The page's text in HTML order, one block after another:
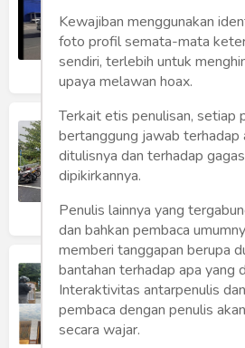
Bandar Lampung
Willy Julian
Senin 15 Jan, 2024
Lapor Bu Walikota!
Bagi Bagi Proyek
Fiktif Pemenang
Batu Putu
Willy Julian
Lapor Walikota!!!
Fiktif Pemenang
Batu Putu
Willy Julian
Rabu 6 Dec, 2023
Kewajiban menggunakan
foto profil semata-mata
sendiri, terlebih untuk
upaya melawan hoax.
Terkait etis penulisan, setiap
bertanggung jawab terhadap
ditulisnya dan terhadap
dipikirkannya.
Penulis lainnya yang
dan bahkan pembaca
memberi tanggapan berupa
bantahan terhadap apa yang
Interaktivitas antarpenulis
pembaca dengan penulis
secara wajar.